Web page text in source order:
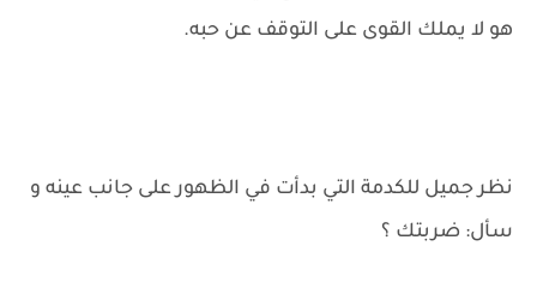
هو لا يملك القوى على التوقف عن حبه.
نظر جميل للكدمة التي بدأت في الظهور على جانب عينه و
سأل: ضربتك ؟